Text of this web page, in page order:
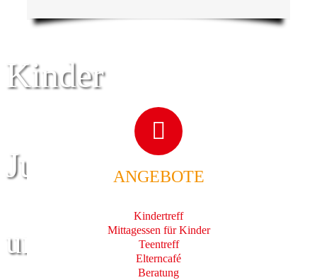
Kinder
Jugend
und Familie
ANGEBOTE
Kindertreff
Mittagessen für Kinder
Teentreff
Elterncafé
Beratung